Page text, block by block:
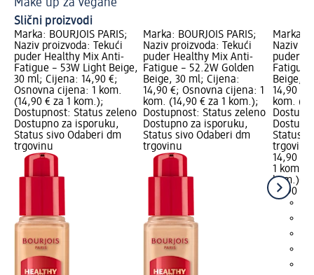
Make up za vegane
Slični proizvodi
Marka: BOURJOIS PARIS;
Naziv proizvoda: Tekući
puder Healthy Mix Anti-
Fatigue – 53W Light Beige,
30 ml; Cijena: 14,90 €;
Osnovna cijena: 1 kom.
(14,90 € za 1 kom.);
Dostupnost: Status zeleno
Dostupno za isporuku,
Status sivo Odaberi dm
trgovinu
Marka: BOURJOIS PARIS;
Naziv proizvoda: Tekući
puder Healthy Mix Anti-
Fatigue – 52.2W Golden
Beige, 30 ml; Cijena:
14,90 €; Osnovna cijena: 1
kom. (14,90 € za 1 kom.);
Dostupnost: Status zeleno
Dostupno za isporuku,
Status sivo Odaberi dm
trgovinu
Marka:
Naziv
puder
Fatigue
Beige,
14,90 €;
kom.
Status
trgovinu
14,90 €
1 kom.
kom.)
18,90 €